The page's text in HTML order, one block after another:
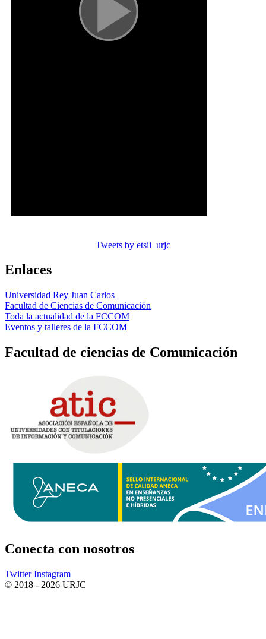
Tweets by etsii_urjc
Enlaces
Universidad Rey Juan Carlos
Facultad de Ciencias de Comunicación
Toda la actualidad de la FCCOM
Eventos y talleres de la FCCOM
Facultad de ciencias de Comunicación
Conecta con nosotros
Twitter Instagram
© 2018 - 2026 URJC